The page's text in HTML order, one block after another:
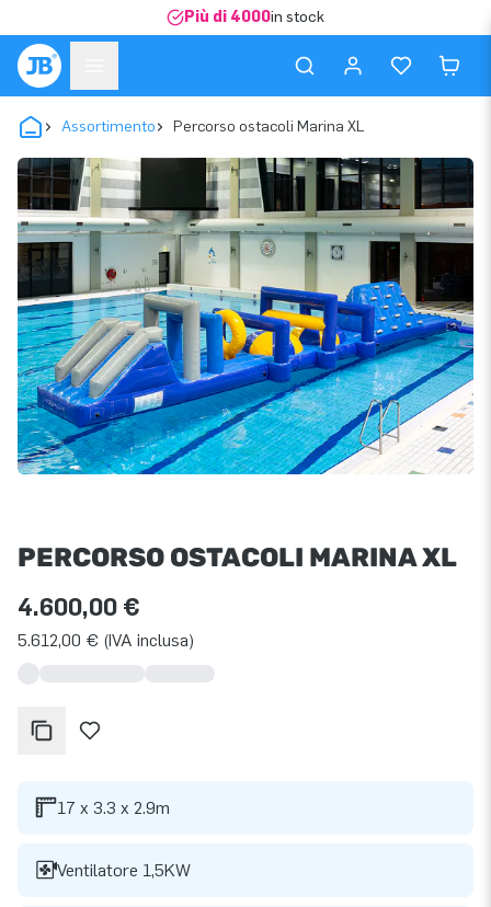
Più di 4000in stock
Assortimento Percorso ostacoli Marina XL
PERCORSO OSTACOLI MARINA XL
4.600,00 €
5.612,00 € (IVA inclusa)
17 x 3.3 x 2.9m
Ventilatore 1,5KW